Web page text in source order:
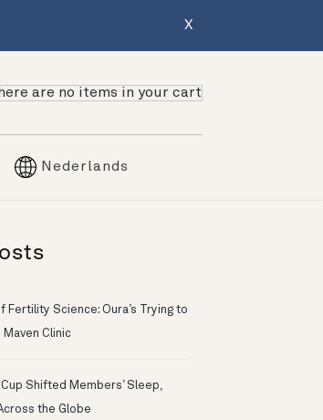
X
are no items in your cart
Nederlands
Fertility Science: Oura’s Trying to
Clinic
Shifted Members’ Sleep,
the Globe